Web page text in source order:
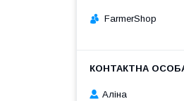
FarmerShop
Аліна